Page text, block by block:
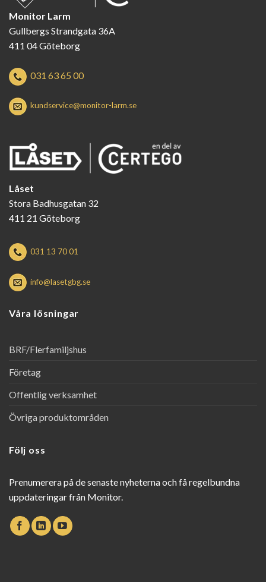
Monitor Larm
Gullbergs Strandgata 36A
411 04 Göteborg
031 63 65 00
kundservice@monitor-larm.se
Låset
Stora Badhusgatan 32
411 21 Göteborg
031 13 70 01
info@lasetgbg.se
Våra lösningar
BRF/Flerfamiljshus
Företag
Offentlig verksamhet
Övriga produktområden
Följ oss
Prenumerera på de senaste nyheterna och få regelbundna
uppdateringar från Monitor.